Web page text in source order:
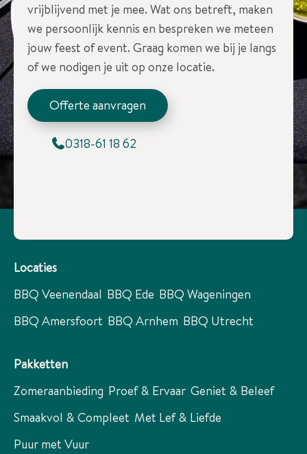
vrijblijvend met je mee. Wat ons betreft, maken
we persoonlijk kennis en bespreken we meteen
jouw feest of event. Graag komen we bij je langs
of we nodigen je uit op onze locatie.
Offerte aanvragen
0318-61 18 62
Locaties
BBQ Veenendaal BBQ Ede BBQ Wageningen
BBQ Amersfoort BBQ Arnhem BBQ Utrecht
Pakketten
Zomeraanbieding Proef & Ervaar Geniet & Beleef
Smaakvol & Compleet Met Lef & Liefde
Puur met Vuur